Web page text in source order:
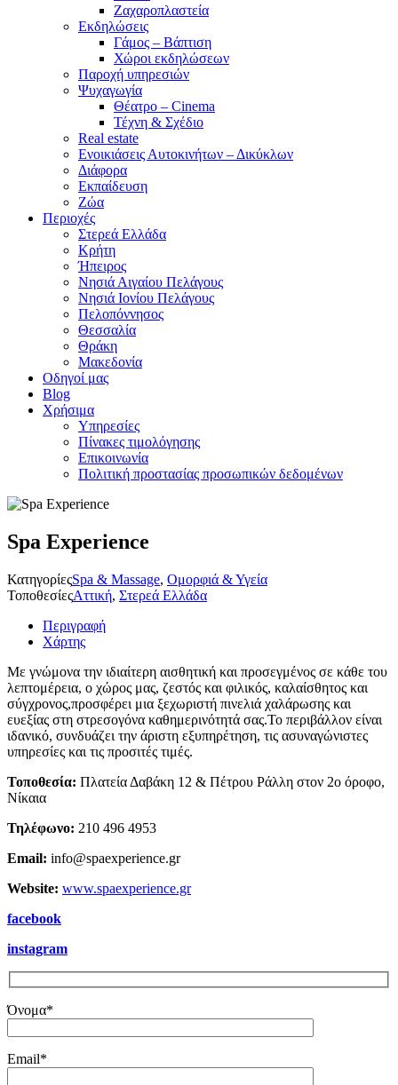
Ζαχαροπλαστεία
Εκδηλώσεις
Γάμος – Βάπτιση
Χώροι εκδηλώσεων
Παροχή υπηρεσιών
Ψυχαγωγία
Θέατρο – Cinema
Τέχνη & Σχέδιο
Real estate
Ενοικιάσεις Αυτοκινήτων – Δικύκλων
Διάφορα
Εκπαίδευση
Ζώα
Περιοχές
Στερεά Ελλάδα
Κρήτη
Ήπειρος
Νησιά Αιγαίου Πελάγους
Νησιά Ιονίου Πελάγους
Πελοπόννησος
Θεσσαλία
Θράκη
Μακεδονία
Οδηγοί μας
Blog
Χρήσιμα
Υπηρεσίες
Πίνακες τιμολόγησης
Επικοινωνία
Πολιτική προστασίας προσωπικών δεδομένων
Spa Experience
ΚατηγορίεςSpa & Massage, Ομορφιά & Υγεία
ΤοποθεσίεςΑττική, Στερεά Ελλάδα
Περιγραφή
Χάρτης
Με γνώμονα την ιδιαίτερη αισθητική και προσεγμένος σε κάθε του
λεπτομέρεια, ο χώρος μας, ζεστός και φιλικός, καλαίσθητος και
σύγχρονος,προσφέρει μια ξεχωριστή πινελιά χαλάρωσης και
ευεξίας στη στρεσογόνα καθημερινότητά σας.Το περιβάλλον είναι
ιδανικό, συνδυάζει την άριστη εξυπηρέτηση, τις ασυναγώνιστες
υπηρεσίες και τις προσιτές τιμές.
Τοποθεσία: Πλατεία Δαβάκη 12 & Πέτρου Ράλλη στον 2ο όροφο,
Νίκαια
Τηλέφωνο: 210 496 4953
Email: info@spaexperience.gr
Website: www.spaexperience.gr
facebook
instagram
Όνομα*
Email*